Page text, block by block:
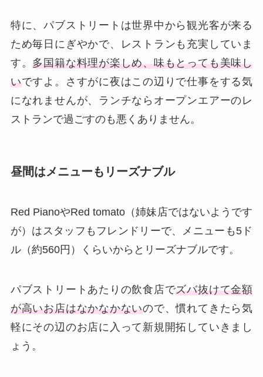
特に、パブストリートは世界中から観光客が来る
ため毎日にぎやかで、レストランも充実していま
す。多国籍な料理が楽しめ、味もとっても美味し
いですよ。さすがに夜はこの辺りで仕事をする気
になれませんが、ランチならオープンエアーのレ
ストランで過ごすのも悪くありません。
昼間はメニューもリーズナブル
Red PianoやRed tomato（姉妹店ではないようです
が）はスタッフもフレンドリーで、メニューも5ド
ル（約560円）くらいからとリーズナブルです。
パブストリートあたりの飲食店でズバ抜けて金額
が高いお店はなかなかないので、慣れてきたら気
軽にその辺のお店に入って新規開拓していきまし
ょう。